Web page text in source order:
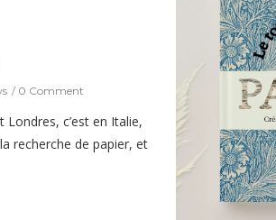
0 Comment
Londres, c’est en Italie,
recherche de papier, et